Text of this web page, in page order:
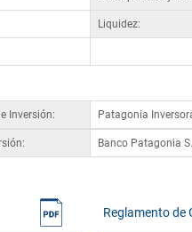
Liquidez:
Inversión: Patagonia
Banco Patagonia
Reglamento de